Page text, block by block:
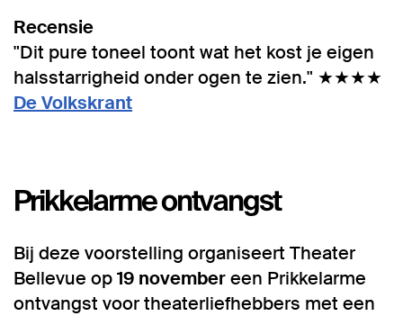
Recensie
"Dit pure toneel toont wat het kost je eigen
halsstarrigheid onder ogen te zien." ★★★★
De Volkskrant
Prikkelarme ontvangst
Bij deze voorstelling organiseert Theater
Bellevue op19 novembereen Prikkelarme
ontvangst voor theaterliefhebbers met een